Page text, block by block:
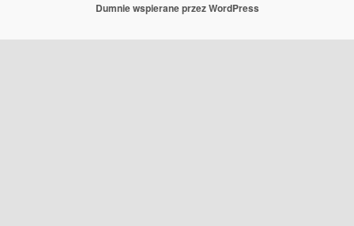
Dumnie wspierane przez WordPress